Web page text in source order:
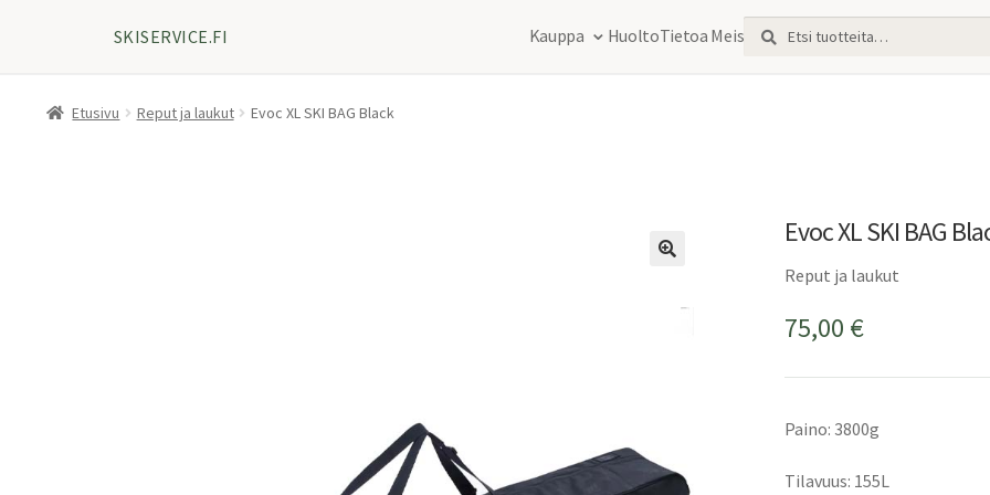
SKISERVICE.FI Kauppa HuoltoTietoa MeistäEtsi:
Haku
Etusivu Reput ja laukut Evoc XL SKI BAG Black
Evoc XL SKI BAG
Reput ja laukut
75,00 €
Paino: 3800g
Tilavuus: 155L